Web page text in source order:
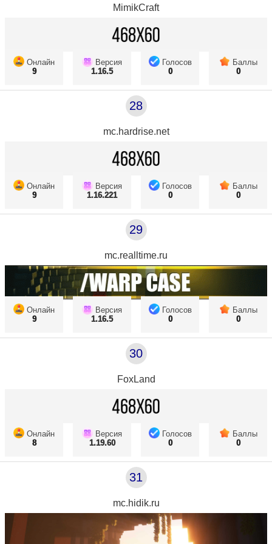
MimikCraft
Онлайн
9
Версия
1.16.5
Голосов
0
Баллы
0
28
mc.hardrise.net
Онлайн
9
Версия
1.16.221
Голосов
0
Баллы
0
29
mc.realltime.ru
Онлайн
9
Версия
1.16.5
Голосов
0
Баллы
0
30
FoxLand
Онлайн
8
Версия
1.19.60
Голосов
0
Баллы
0
31
mc.hidik.ru